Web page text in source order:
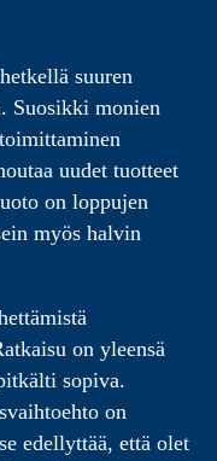
suuren
Suosikki monien
uudet tuotteet
on loppujen
myös halvin
on yleensä
sopiva.
on
edellyttää, että olet